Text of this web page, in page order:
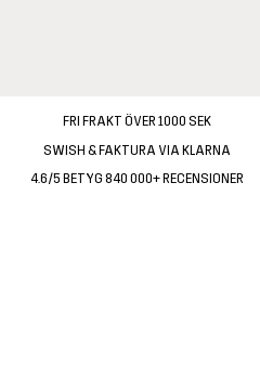
FRI FRAKT ÖVER 1000 SEK
SWISH & FAKTURA VIA KLARNA
4.6/5 BETYG 840 000+ RECENSIONER